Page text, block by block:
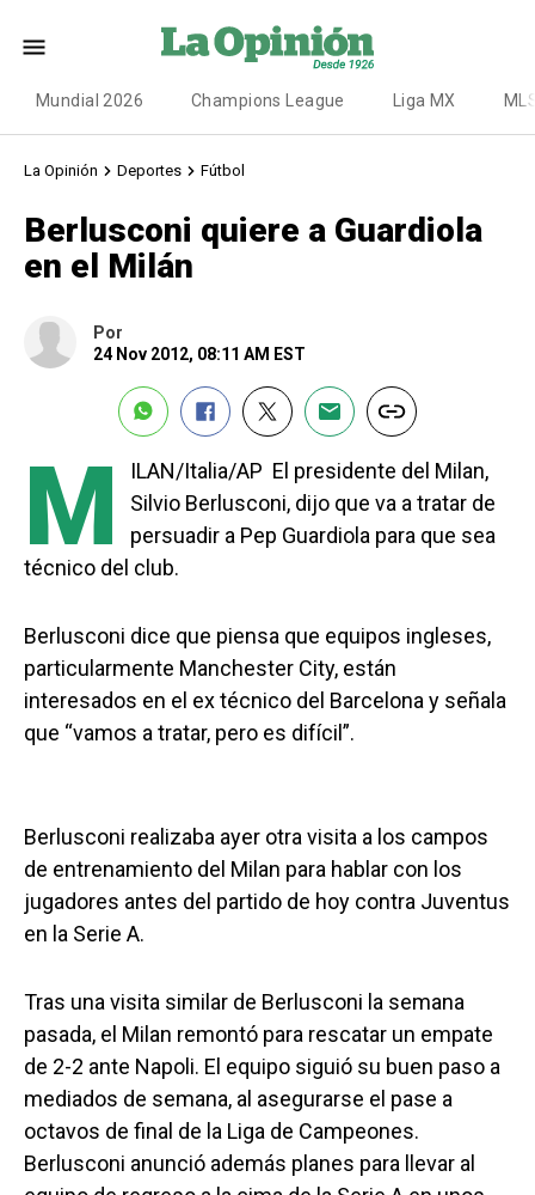
Mundial 2026 Champions League Liga MX
La Opinión Deportes Fútbol
Berlusconi quiere a Guardiola
en el Milán
Por
24 Nov 2012, 08:11 AM EST
M
ILAN/Italia/AP  El presidente del Milan,
Silvio Berlusconi, dijo que va a tratar de
persuadir a Pep Guardiola para que sea
técnico del club.
Berlusconi dice que piensa que equipos ingleses,
particularmente Manchester City, están
interesados en el ex técnico del Barcelona y señala
que “vamos a tratar, pero es difícil”.
Berlusconi realizaba ayer otra visita a los campos
de entrenamiento del Milan para hablar con los
jugadores antes del partido de hoy contra Juventus
en la Serie A.
Tras una visita similar de Berlusconi la semana
pasada, el Milan remontó para rescatar un empate
de 2-2 ante Napoli. El equipo siguió su buen paso a
mediados de semana, al asegurarse el pase a
octavos de final de la Liga de Campeones.
Berlusconi anunció además planes para llevar al